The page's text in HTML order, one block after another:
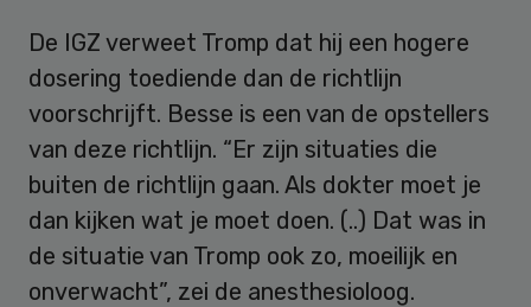
De IGZ verweet Tromp dat hij een hogere
dosering toediende dan de richtlijn
voorschrijft. Besse is een van de opstellers
van deze richtlijn. “Er zijn situaties die
buiten de richtlijn gaan. Als dokter moet je
dan kijken wat je moet doen. (..) Dat was in
de situatie van Tromp ook zo, moeilijk en
onverwacht”, zei de anesthesioloog.